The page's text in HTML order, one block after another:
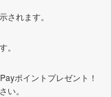
されます。
。
ポイントプレゼント！
い。